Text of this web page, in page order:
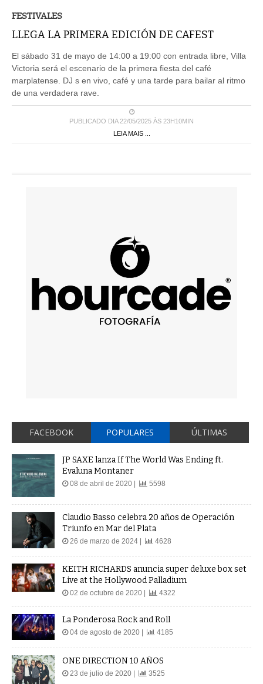
FESTIVALES
LLEGA LA PRIMERA EDICIÓN DE CAFEST
El sábado 31 de mayo de 14:00 a 19:00 con entrada libre, Villa
Victoria será el escenario de la primera fiesta del café
marplatense. DJ s en vivo, café y una tarde para bailar al ritmo
de una verdadera rave.
PUBLICADO DIA 22/05/2025 ÀS 23H10MIN
LEIA MAIS ...
FACEBOOK POPULARES ÚLTIMAS
JP SAXE lanza If The World Was Ending ft.
Evaluna Montaner
08 de abril de 2020 | 5598
Claudio Basso celebra 20 años de Operación
Triunfo en Mar del Plata
26 de marzo de 2024 | 4628
KEITH RICHARDS anuncia super deluxe box set
Live at the Hollywood Palladium
02 de octubre de 2020 | 4322
La Ponderosa Rock and Roll
04 de agosto de 2020 | 4185
ONE DIRECTION 10 AÑOS
23 de julio de 2020 | 3525